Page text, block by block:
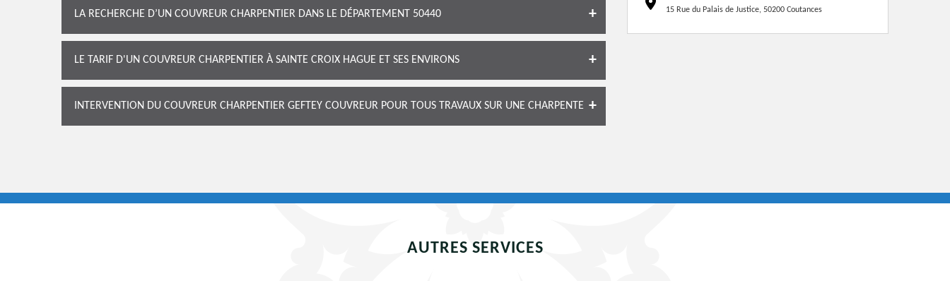
LA RECHERCHE D’UN COUVREUR CHARPENTIER DANS LE DÉPARTEMENT 50440
LE TARIF D'UN COUVREUR CHARPENTIER À SAINTE CROIX HAGUE ET SES ENVIRONS
INTERVENTION DU COUVREUR CHARPENTIER GEFTEY COUVREUR POUR TOUS TRAVAUX SUR UNE CHARPENTE
15 Rue du Palais de Justice, 50200 Coutances
AUTRES SERVICES